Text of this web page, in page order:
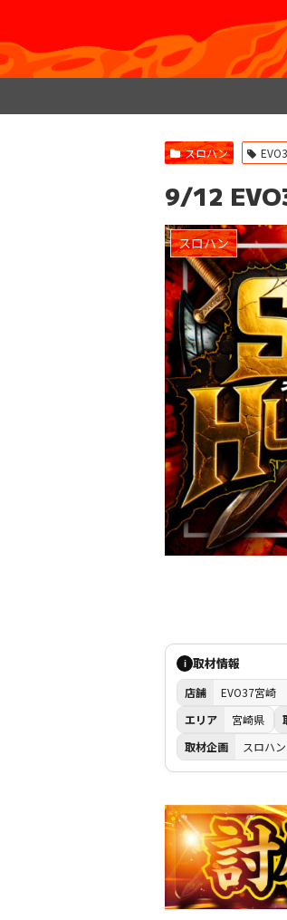
スロハン
9/12
スロハン
i 取材情報
店舗
EVO37宮崎
エリア
宮崎県
取材企画
スロハン